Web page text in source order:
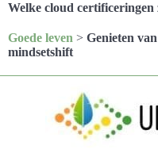
Welke cloud certificeringen
Goede leven > Genieten
mindsetshift